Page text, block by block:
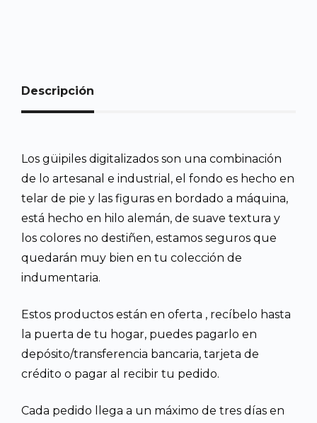
Descripción
Los güipiles digitalizados son una combinación
de lo artesanal e industrial, el fondo es hecho en
telar de pie y las figuras en bordado a máquina,
está hecho en hilo alemán, de suave textura y
los colores no destiñen, estamos seguros que
quedarán muy bien en tu colección de
indumentaria.
Estos productos están en oferta , recíbelo hasta
la puerta de tu hogar, puedes pagarlo en
depósito/transferencia bancaria, tarjeta de
crédito o pagar al recibir tu pedido.
Cada pedido llega a un máximo de tres días en